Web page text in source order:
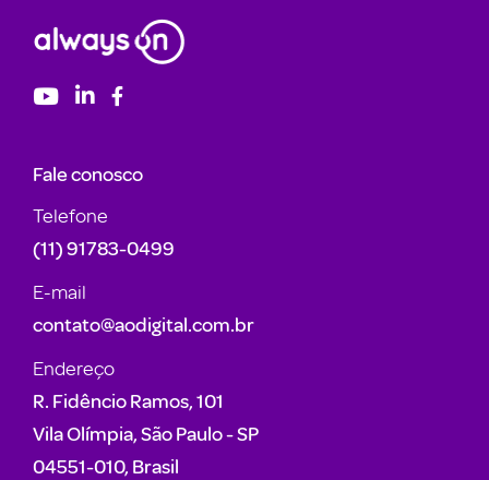
Fale conosco
Telefone
(11) 91783-0499
E-mail
contato@aodigital.com.br
Endereço
R. Fidêncio Ramos, 101
Vila Olímpia, São Paulo - SP
04551-010, Brasil